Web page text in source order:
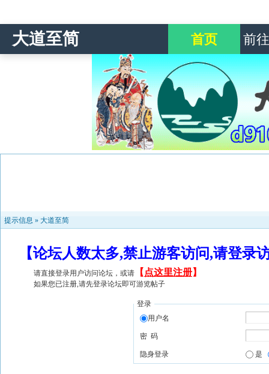
大道至简 首页 前
提示信息 » 大道至简
【论坛人数太多,禁止游客访问,请登
请直接登录用户访问论坛，或请 【 点这里注册】
如果您已注册,请先登录论坛即可游览帖子
登录
用户名
密 码
隐身登录 是